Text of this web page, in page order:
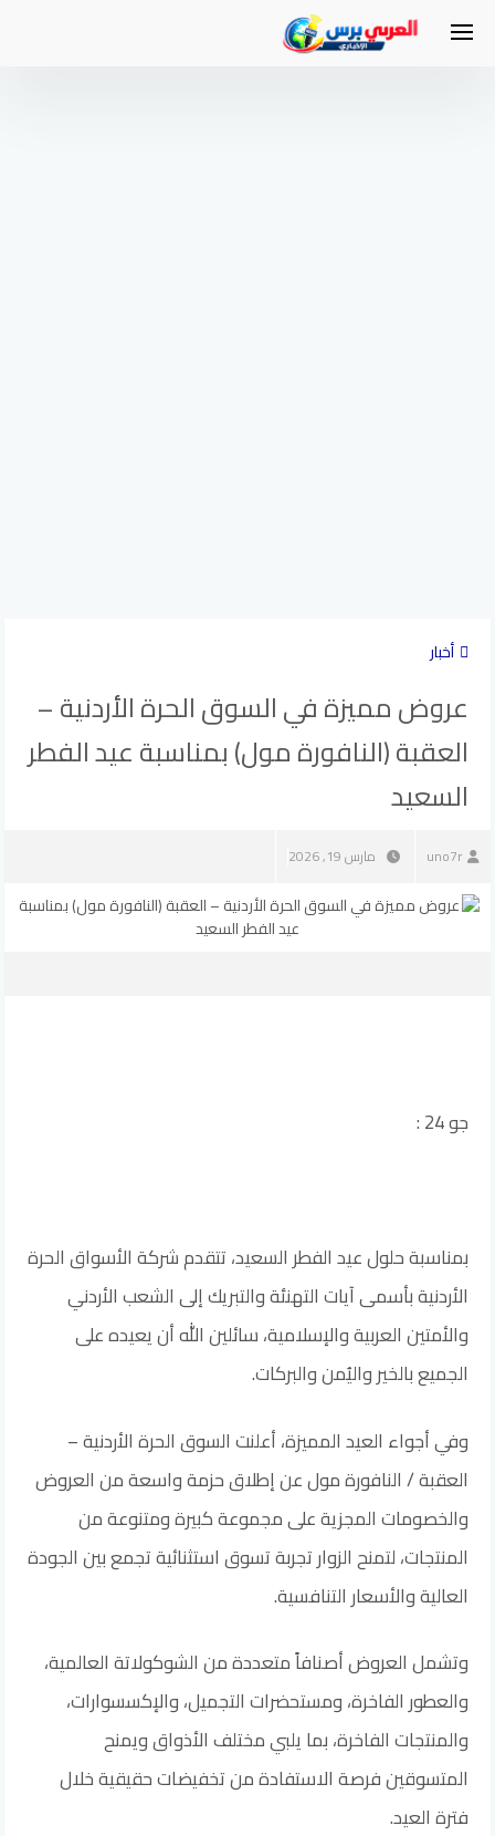
أخبار
عروض مميزة في السوق الحرة الأردنية –
العقبة (النافورة مول) بمناسبة عيد الفطر
السعيد
uno7r مارس 19, 2026
جو 24 :
بمناسبة حلول عيد الفطر السعيد، تتقدم شركة الأسواق الحرة
الأردنية بأسمى آيات التهنئة والتبريك إلى الشعب الأردني
والأمتين العربية والإسلامية، سائلين الله أن يعيده على
الجميع بالخير واليُمن والبركات.
وفي أجواء العيد المميزة، أعلنت السوق الحرة الأردنية –
العقبة / النافورة مول عن إطلاق حزمة واسعة من العروض
والخصومات المجزية على مجموعة كبيرة ومتنوعة من
المنتجات، لتمنح الزوار تجربة تسوق استثنائية تجمع بين الجودة
العالية والأسعار التنافسية.
وتشمل العروض أصنافاً متعددة من الشوكولاتة العالمية،
والعطور الفاخرة، ومستحضرات التجميل، والإكسسوارات،
والمنتجات الفاخرة، بما يلبي مختلف الأذواق ويمنح
المتسوقين فرصة الاستفادة من تخفيضات حقيقية خلال
فترة العيد.